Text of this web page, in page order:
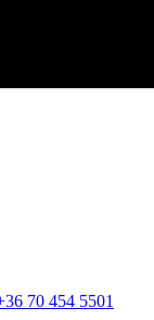
70 454 5501